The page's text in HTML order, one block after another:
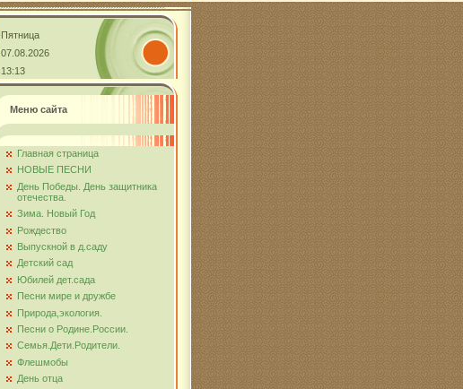
Пятница
07.08.2026
13:13
Меню сайта
Главная страница
НОВЫЕ ПЕСНИ
День Победы. День защитника
отечества.
Зима. Новый Год
Рождество
Выпускной в д.саду
Детский сад
Юбилей дет.сада
Песни мире и дружбе
Природа,экология.
Песни о Родине.России.
Семья.Дети.Родители.
Флешмобы
День отца